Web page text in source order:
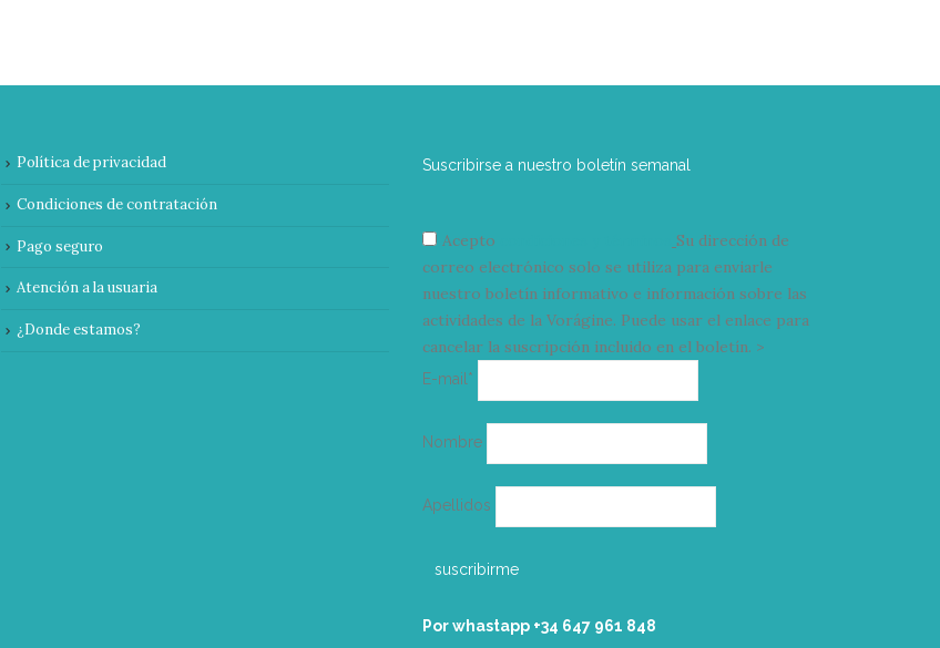
Política de privacidad
Condiciones de contratación
Pago seguro
Atención a la usuaria
¿Donde estamos?
Suscribirse a nuestro boletín semanal
Acepto
Su dirección de
correo electrónico solo se utiliza para enviarle
nuestro boletín informativo e información sobre las
actividades de la Vorágine. Puede usar el enlace para
cancelar la suscripción incluido en el boletín. >
E-mail*
electrónico
Nombre
Apellidos
Por whastapp +34 ‭647 961 848‬